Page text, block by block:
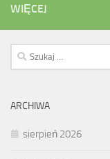
WIĘCEJ
Szukaj:
ARCHIWA
sierpień 2026